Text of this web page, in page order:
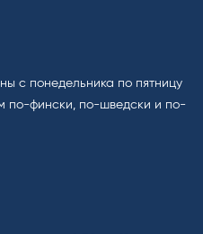
с понедельника по пятницу
по-фински, по-шведски и по-